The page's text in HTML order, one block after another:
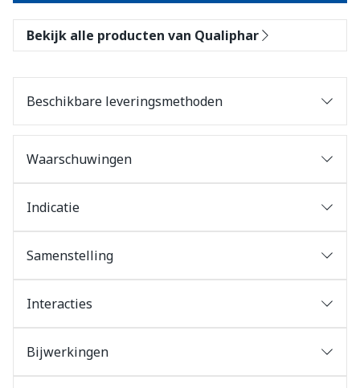
Bekijk alle producten van Qualiphar
Beschikbare leveringsmethoden
Waarschuwingen
Indicatie
Samenstelling
Interacties
Bijwerkingen